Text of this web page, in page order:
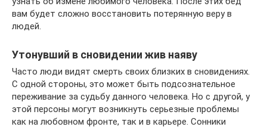
вам будет сложно восстановить потерянную веру в
людей.
Утонувший в сновидении жив наяву
Часто люди видят смерть своих близких в сновидениях.
С одной стороны, это может быть подсознательное
переживание за судьбу данного человека. Но с другой, у
этой персоны могут возникнуть серьезные проблемы
как на любовном фронте, так и в карьере. Сонники